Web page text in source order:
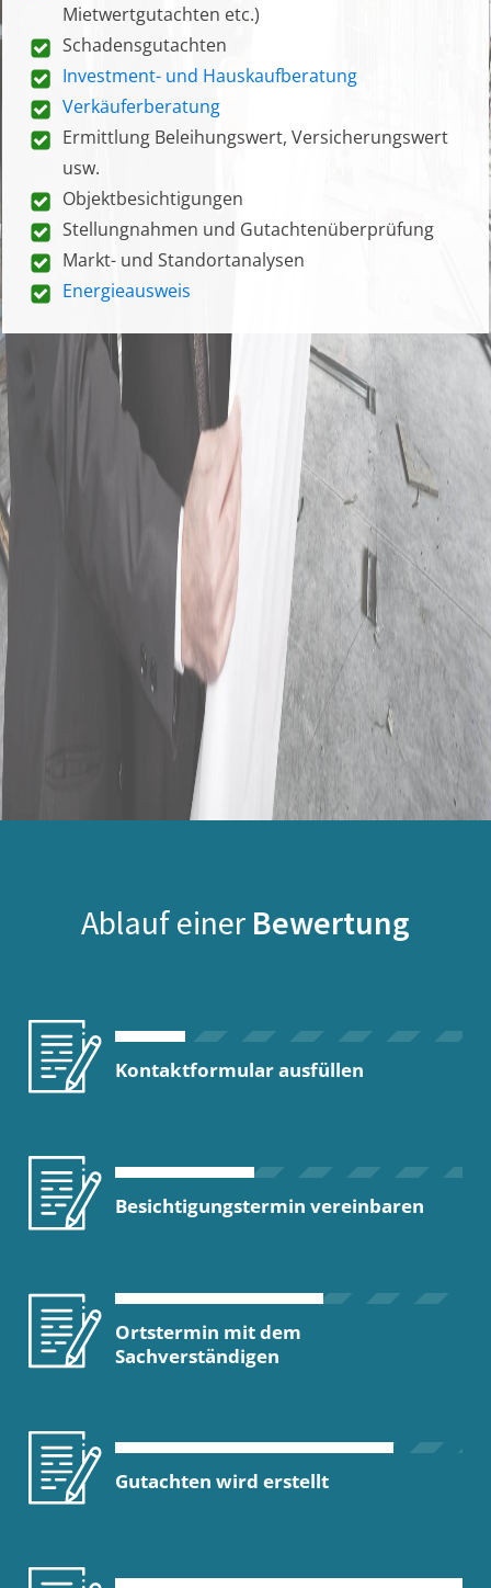
Mietwertgutachten etc.)
Schadensgutachten
Investment- und Hauskaufberatung
Verkäuferberatung
Ermittlung Beleihungswert, Versicherungswert
usw.
Objektbesichtigungen
Stellungnahmen und Gutachtenüberprüfung
Markt- und Standortanalysen
Energieausweis
Ablauf einer Bewertung
Kontaktformular ausfüllen
Besichtigungstermin vereinbaren
Ortstermin mit dem
Sachverständigen
Gutachten wird erstellt